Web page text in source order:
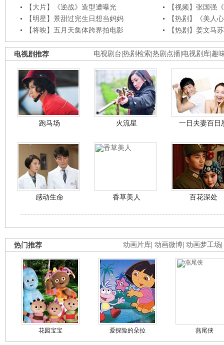
【大片】《逆战》造型遭曝光
【视频】张国强
【明星】景甜过完生日想当妈妈
【热剧】《美人
【将映】五月天集体跨界拍电影
【热剧】姜文马
电视剧台 热剧检索 热剧点播 电视剧库 趣
电视剧推荐
跑马场 火流星 一日夫妻百日
感动生命 香草美人 百花深处
动画片库 动画微博 动画梦工场
热门推荐
花园宝宝 爱探险的朵拉 燕尾侠